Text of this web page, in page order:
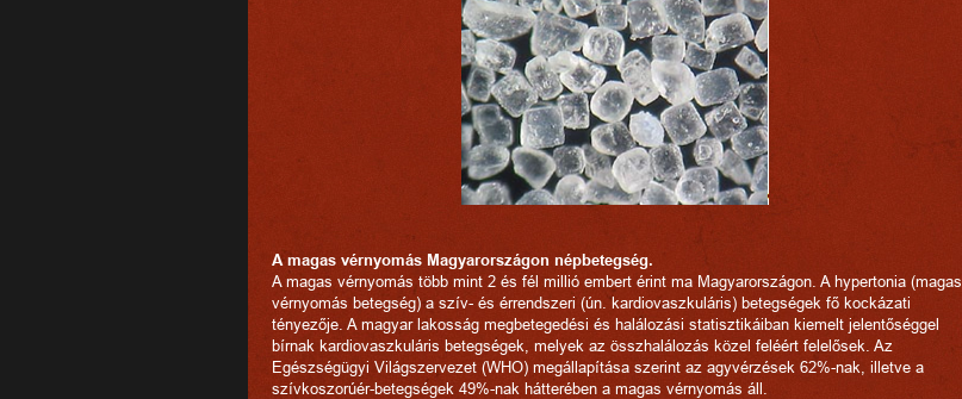
A magas vérnyomás Magyarországon népbetegség.
A magas vérnyomás több mint 2 és fél millió embert érint ma Magyarországon. A hypertonia (magas
vérnyomás betegség) a szív- és érrendszeri (ún. kardiovaszkuláris) betegségek fő kockázati
tényezője. A magyar lakosság megbetegedési és halálozási statisztikáiban kiemelt jelentőséggel
bírnak kardiovaszkuláris betegségek, melyek az összhalálozás közel feléért felelősek. Az
Egészségügyi Világszervezet (WHO) megállapítása szerint az agyvérzések 62%-nak, illetve a
szívkoszorúér-betegségek 49%-nak hátterében a magas vérnyomás áll.